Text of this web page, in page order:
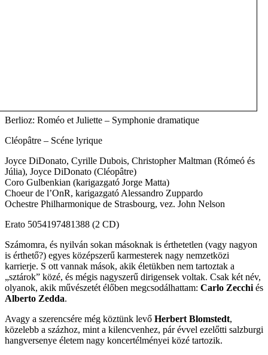
Berlioz: Roméo et Juliette – Symphonie dramatique
Cléopâtre – Scéne lyrique
Joyce DiDonato, Cyrille Dubois, Christopher Maltman (Rómeó és
Júlia), Joyce DiDonato (Cléopâtre)
Coro Gulbenkian (karigazgató Jorge Matta)
Choeur de l’OnR, karigazgató Alessandro Zuppardo
Ochestre Philharmonique de Strasbourg, vez. John Nelson
Erato 5054197481388 (2 CD)
Számomra, és nyilván sokan másoknak is érthetetlen (vagy nagyon
is érthető?) egyes középszerű karmesterek nagy nemzetközi
karrierje. S ott vannak mások, akik életükben nem tartoztak a
„sztárok” közé, és mégis nagyszerű dirigensek voltak. Csak két név,
olyanok, akik művészetét élőben megcsodálhattam: Carlo Zecchiés
Alberto Zedda.
Avagy a szerencsére még köztünk levő Herbert Blomstedt,
közelebb a százhoz, mint a kilencvenhez, pár évvel ezelőtti salzburgi
hangversenye életem nagy koncertélményei közé tartozik.